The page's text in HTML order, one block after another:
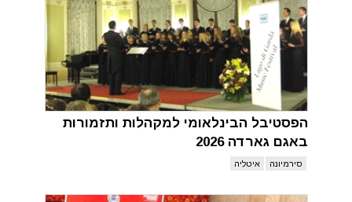
הפסטיבל הבינלאומי למקהלות ותזמורות
באגם גארדה 2026
סירמיונה איטליה